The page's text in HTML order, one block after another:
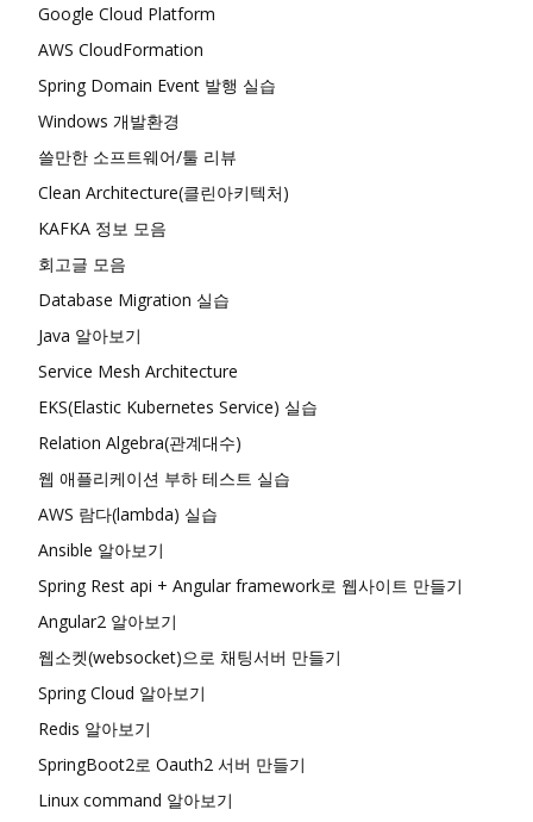
Google Cloud Platform
AWS CloudFormation
Spring Domain Event 발행 실습
Windows 개발환경
쓸만한 소프트웨어/툴 리뷰
Clean Architecture(클린아키텍처)
KAFKA 정보 모음
회고글 모음
Database Migration 실습
Java 알아보기
Service Mesh Architecture
EKS(Elastic Kubernetes Service) 실습
Relation Algebra(관계대수)
웹 애플리케이션 부하 테스트 실습
AWS 람다(lambda) 실습
Ansible 알아보기
Spring Rest api + Angular framework로 웹사이트 만들기
Angular2 알아보기
웹소켓(websocket)으로 채팅서버 만들기
Spring Cloud 알아보기
Redis 알아보기
SpringBoot2로 Oauth2 서버 만들기
Linux command 알아보기